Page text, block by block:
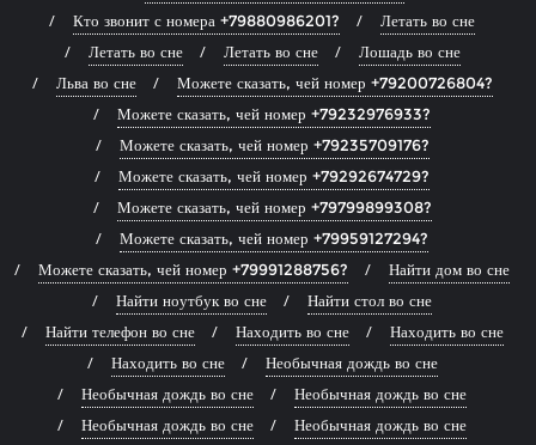
Кто звонит с номера +79880986201?
Летать во сне
Летать во сне
Летать во сне
Лошадь во сне
Льва во сне
Можете сказать, чей номер +79200726804?
Можете сказать, чей номер +79232976933?
Можете сказать, чей номер +79235709176?
Можете сказать, чей номер +79292674729?
Можете сказать, чей номер +79799899308?
Можете сказать, чей номер +79959127294?
Можете сказать, чей номер +79991288756?
Найти дом во сне
Найти ноутбук во сне
Найти стол во сне
Найти телефон во сне
Находить во сне
Находить во сне
Находить во сне
Необычная дождь во сне
Необычная дождь во сне
Необычная дождь во сне
Необычная дождь во сне
Необычная дождь во сне